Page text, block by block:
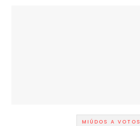
MIÚDOS A VOTOS